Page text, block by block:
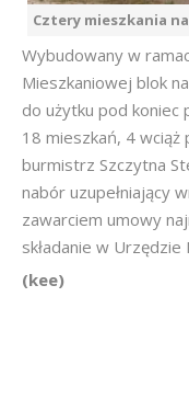
Cztery mieszkania
Wybudowany w
Mieszkaniowej blok
do użytku pod koniec
18 mieszkań, 4
burmistrz Szczytna
nabór uzupełniający
zawarciem umowy
składanie w
(kee)